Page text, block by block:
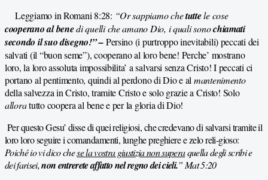
Leggiamo in Romani 8:28: “Or sappiamo chetuttele cose
cooperano al benedi quelli che amano Dio, i quali sonochiamati
secondo il suo disegno!” –Persino (i purtroppo inevitabili) peccati dei
salvati (il “buon seme”), cooperano al loro bene! Perche’ mostrano
loro, la loro assoluta impossibilita’ a salvarsi senza Cristo! I peccati ci
portano al pentimento, quindi al perdono di Dio e al mantenimento
della salvezza in Cristo, tramite Cristo e solo grazie a Cristo! Solo
alloratutto coopera al bene e per la gloria di Dio!
Per questo Gesu’ disse di quei religiosi, che credevano di salvarsi tramite il
loro loro seguire i comandamenti, lunghe preghiere e zelo reli-gioso:
Poiché io vi dico chese la vostra giustizia non superaquella degli scribi e
dei farisei,non entrerete affatto nel regno dei cieli.” Mat 5:20